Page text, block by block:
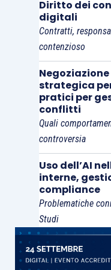
pagato il canone
giuridico protetto
le parti
locazione, con il
economico da
Occorre
giurisprudenza,
dell’immobile a
l’agente si
punto, Cass.
locatore
che dà alloggio a
in cui partecipi al
Diritto dei
digitali
Contratti,
contenzioso
strategica
pratici per
conflitti
Quali
controversia
Uso dell’AI
interne,
compliance
Problematiche
Studi